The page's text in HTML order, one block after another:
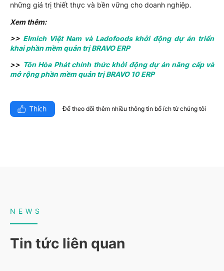
những giá trị thiết thực và bền vững cho doanh nghiệp.
Xem thêm:
>> Elmich Việt Nam và Ladofoods khởi động dự án triển
khai phần mềm quản trị BRAVO ERP
>> Tôn Hòa Phát chính thức khởi động dự án nâng cấp và
mở rộng phần mềm quản trị BRAVO 10 ERP
Thích Để theo dõi thêm nhiều thông tin bổ ích từ chúng tôi​
NEWS
Tin tức liên quan